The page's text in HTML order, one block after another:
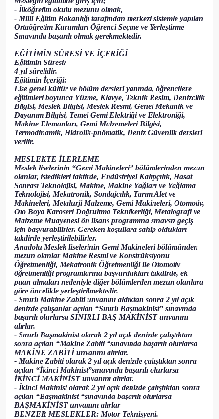
- İlköğretim okulu mezunu olmak,
- Milli Eğitim Bakanlığı tarafından merkezi sistemle yapılan
Ortaöğretim Kurumları Öğrenci Seçme ve Yerleştirme
Sınavında başarılı olmak gerekmektedir.
EĞİTİMİN SÜRESİ VE İÇERİĞİ
Eğitimin Süresi:
4 yıl sürelidir.
Eğitimin İçeriği:
Lise genel kültür ve bölüm dersleri yanında, öğrencilere
eğitimleri boyunca Yüzme, Klavye, Teknik Resim, Denizcilik
Bilgisi, Meslek Bilgisi, Meslek Resmi, Genel Mekanik ve
Dayanım Bilgisi, Temel Gemi Elektriği ve Elektroniği,
Makine Elemanları, Gemi Malzemeleri Bilgisi,
Termodinamik, Hidrolik-pnömatik, Deniz Güvenlik dersleri
verilir.
MESLEKTE İLERLEME
Meslek liselerinin “Gemi Makineleri” bölümlerinden mezun
olanlar, istedikleri taktirde, Endüstriyel Kalıpçılık, Hasat
Sonrası Teknolojisi, Makine, Makine Yağları ve Yağlama
Teknolojisi, Mekatronik, Sondajcılık, Tarım Alet ve
Makineleri, Metalurji Malzeme, Gemi Makineleri, Otomotiv,
Oto Boya Karoseri Doğrultma Teknikerliği, Metalografi ve
Malzeme Muayenesi ön lisans programına sınavsız geçiş
için başvurabilirler. Gereken koşullara sahip oldukları
takdirde yerleştirilebilirler.
Anadolu Meslek liselerinin Gemi Makineleri bölümünden
mezun olanlar Makine Resmi ve Konstrüksiyonu
Öğretmenliği, Mekatronik Öğretmenliği ile Otomotiv
öğretmenliği programlarına başvurdukları takdirde, ek
puan almaları nedeniyle diğer bölümlerden mezun olanlara
göre öncelikle yerleştirilmektedir.
- Sınırlı Makine Zabiti unvanını aldıktan sonra 2 yıl açık
denizde çalışanlar açılan “Sınırlı Başmakinist” sınavında
başarılı olurlarsa SINIRLI BAŞ MAKİNİST unvanını
alırlar.
- Sınırlı Başmakinist olarak 2 yıl açık denizde çalıştıktan
sonra açılan “Makine Zabiti “sınavında başarılı olurlarsa
MAKİNE ZABİTİ unvanını alırlar.
- Makine Zabiti olarak 2 yıl açık denizde çalıştıktan sonra
açılan “İkinci Makinist”sınavında başarılı olurlarsa
İKİNCİ MAKİNİST unvanını alırlar.
- İkinci Makinist olarak 2 yıl açık denizde çalıştıktan sonra
açılan “Başmakinist “sınavında başarılı olurlarsa
BAŞMAKİNİST unvanını alırlar
BENZER MESLEKLER: Motor Teknisyeni.